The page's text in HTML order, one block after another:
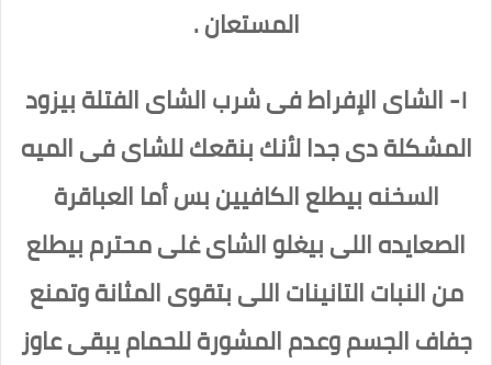
المستعان .
١- الشاى الإفراط فى شرب الشاى الفتلة بيزود
المشكلة دى جدا لأنك بنقعك للشاى فى الميه
السخنه بيطلع الكافيين بس أما العباقرة
الصعايده اللى بيغلو الشاى غلى محترم بيطلع
من النبات التانينات اللى بتقوى المثانة وتمنع
جفاف الجسم وعدم المشورة للحمام يبقى عاوز